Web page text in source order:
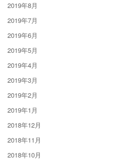
2019年8月
2019年7月
2019年6月
2019年5月
2019年4月
2019年3月
2019年2月
2019年1月
2018年12月
2018年11月
2018年10月